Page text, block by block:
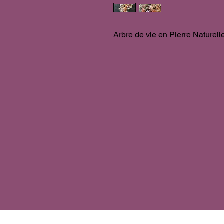
Arbre de vie en Pierre